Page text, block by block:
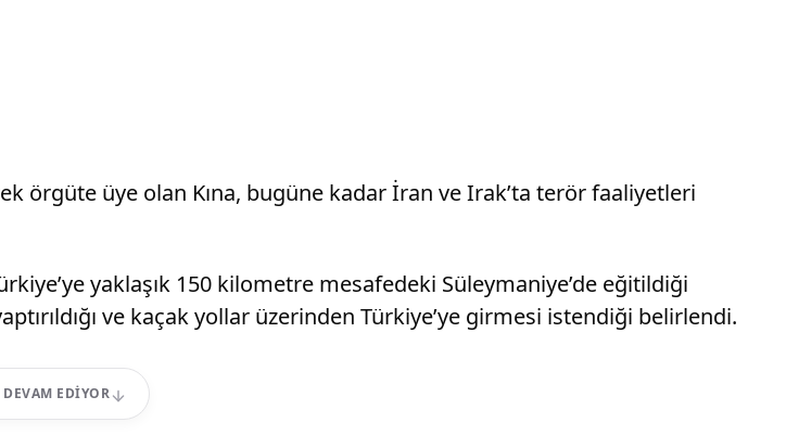
örgüte üye olan Kına, bugüne kadar İran ve Irak’ta terör faaliyetleri
yaklaşık 150 kilometre mesafedeki Süleymaniye’de eğitildiği
ve kaçak yollar üzerinden Türkiye’ye girmesi istendiği belirlendi.
DEVAM EDIYOR